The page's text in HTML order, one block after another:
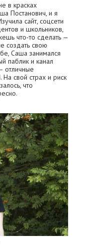
в красках
Постанович, и я
сайт, соцсети
и школьников,
что-то сделать —
создать свою
Саша занимался
паблик и канал
отличные
свой страх и риск
что